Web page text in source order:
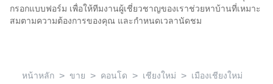
กรอกแบบฟอร์ม เพื่อให้ทีมงานผู้เชี่ยวชาญของเราช่วยหาบ้านที่เหมาะ
สมตามความต้องการของคุณ และกำหนดเวลานัดชม
หน้าหลัก > ขาย > คอนโด > เชียงใหม่ > เมืองเชียงใหม่